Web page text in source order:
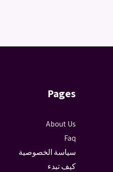
Pages
About Us
Faq
سياسة الخصوصية
كيف تبدء